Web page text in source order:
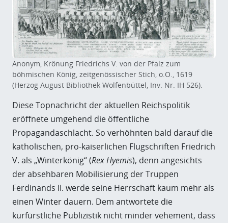
Anonym, Krönung Friedrichs V. von der Pfalz zum
böhmischen König, zeitgenössischer Stich, o.O., 1619
(Herzog August Bibliothek Wolfenbüttel, Inv. Nr. IH 526).
Diese Topnachricht der aktuellen Reichspolitik
eröffnete umgehend die öffentliche
Propagandaschlacht. So verhöhnten bald darauf die
katholischen, pro-kaiserlichen Flugschriften Friedrich
V. als „Winterkönig“ (Rex Hyemis), denn angesichts
der absehbaren Mobilisierung der Truppen
Ferdinands II. werde seine Herrschaft kaum mehr als
einen Winter dauern. Dem antwortete die
kurfürstliche Publizistik nicht minder vehement, dass